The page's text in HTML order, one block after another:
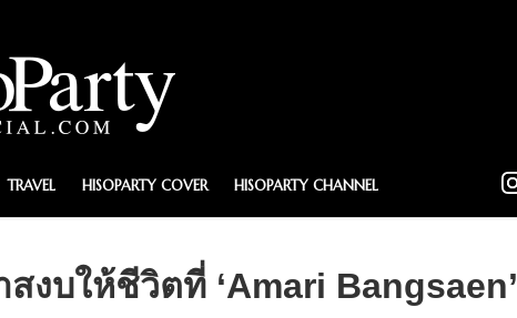
TRAVEL HISOPARTY COVER HISOPARTY CHANNEL
งบให้ชีวิตที่ ‘Amari Bangsaen’